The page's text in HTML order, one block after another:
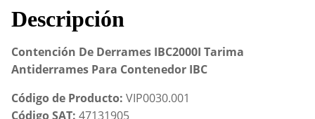
Descripción
Contención De Derrames IBC2000I Tarima
Antiderrames Para Contenedor IBC
Código de Producto: VIP0030.001
Código SAT: 47131905